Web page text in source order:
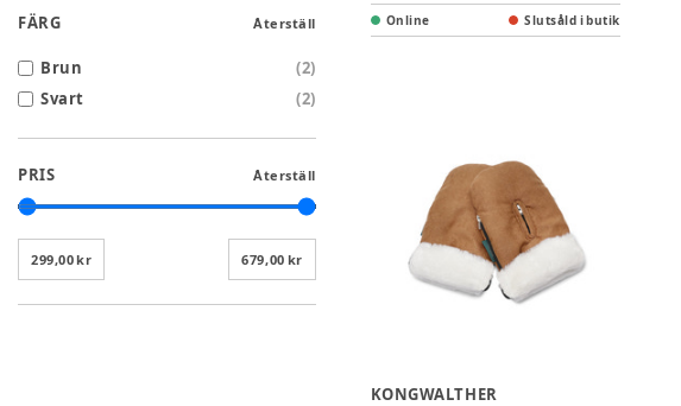
FÄRG Återställ
Brun (2)
Svart
(2)
PRIS Återställ
299,00 kr 679,00 kr
Online Slutsåld i butik
KONGWALTHER